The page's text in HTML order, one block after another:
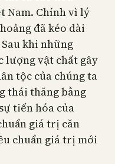
Nam. Chính vì lý
đã kéo dài
khi những
lượng vật chất gây
tộc của chúng ta
thái thăng bằng
tiến hóa của
giá trị căn
chuẩn giá trị mới